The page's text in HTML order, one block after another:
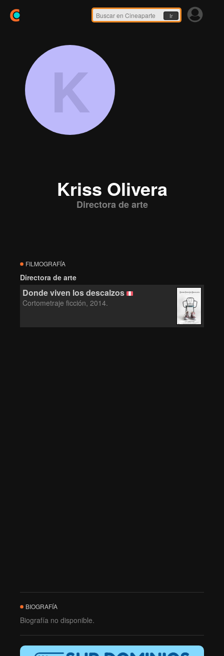
Ir
K
Kriss Olivera
Directora de arte
FILMOGRAFÍA
Directora de arte
Donde viven los descalzos
Cortometraje ficción, 2014.
BIOGRAFÍA
Biografía no disponible.